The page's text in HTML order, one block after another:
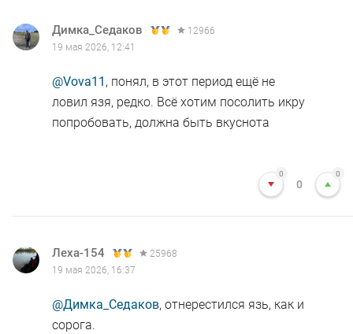
Димка_Седаков
12966
19 мая 2026, 12:41
@Vova11 , понял, в этот период ещё не
ловил язя, редко. Всё хотим посолить икру
попробовать, должна быть вкуснота
0
0
0
Леха-154
25968
19 мая 2026, 16:37
@Димка_Седаков, отнерестился язь, как и
сорога.